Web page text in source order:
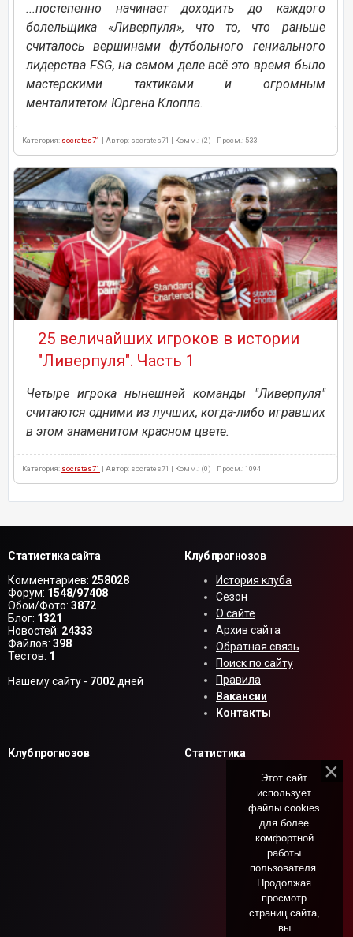
...постепенно начинает доходить до каждого
болельщика «Ливерпуля», что то, что раньше
считалось вершинами футбольного гениального
лидерства FSG, на самом деле всё это время было
мастерскими тактиками и огромным
менталитетом Юргена Клоппа.
Категория: socrates71 | Автор: socrates71 | Комм.: (2) | Просм.: 533
25 величайших игроков в истории
"Ливерпуля". Часть 1
Четыре игрока нынешней команды "Ливерпуля"
считаются одними из лучших, когда-либо игравших
в этом знаменитом красном цвете.
Категория: socrates71 | Автор: socrates71 | Комм.: (0) | Просм.: 1094
Статистика сайта
Комментариев: 258028
Форум: 1548/97408
Обои/Фото: 3872
Блог: 1321
Новостей: 24333
Файлов: 398
Тестов: 1
Нашему сайту - 7002 дней
Клуб прогнозов
История клуба
Сезон
О сайте
Архив сайта
Обратная связь
Поиск по сайту
Правила
Вакансии
Контакты
Клуб прогнозов Статистика
Этот сайт
использует
файлы cookies
для более
комфортной
работы
пользователя.
Продолжая
просмотр
страниц сайта,
вы